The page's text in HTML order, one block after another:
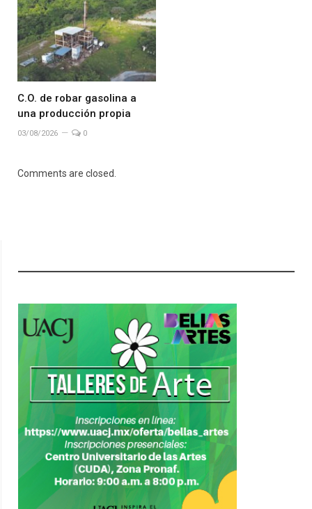
C.O. de robar gasolina a
una producción propia
03/08/2026 0
Comments are closed.